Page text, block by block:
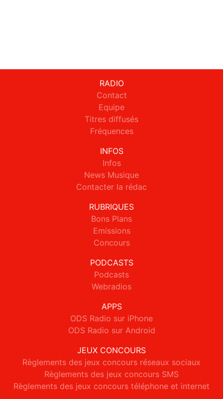
RADIO
Contact
Equipe
Titres diffusés
Fréquences
INFOS
Infos
News Musique
Contacter la rédac
RUBRIQUES
Bons Plans
Emissions
Concours
PODCASTS
Podcasts
Webradios
APPS
ODS Radio sur iPhone
ODS Radio sur Android
JEUX CONCOURS
Règlements des jeux concours réseaux sociaux
Règlements des jeux concours SMS
Règlements des jeux concours téléphone et internet